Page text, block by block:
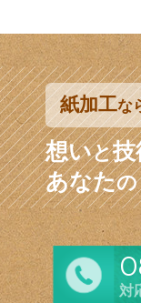
紙加工な
想いと技
あなたの
対